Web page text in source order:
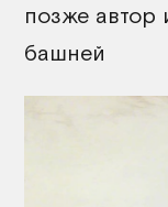
позже автор
башней